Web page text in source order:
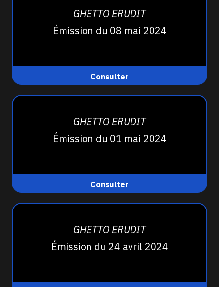
GHETTO ERUDIT
Émission du 08 mai 2024
Consulter
GHETTO ERUDIT
Émission du 01 mai 2024
Consulter
GHETTO ERUDIT
Émission du 24 avril 2024